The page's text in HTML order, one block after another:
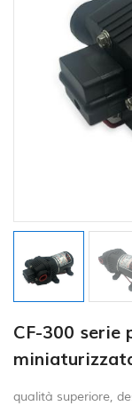
CF-300
qualità superiore,